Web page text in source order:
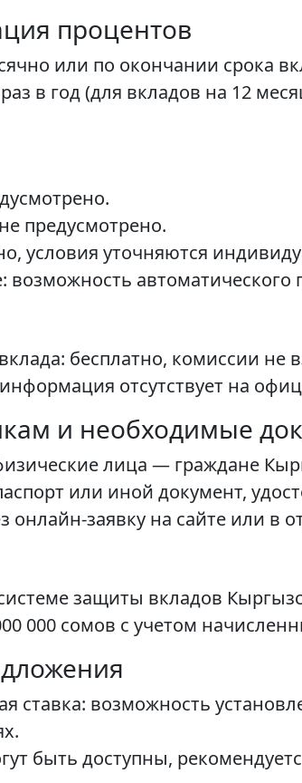
процентов
или по окончании срока
в год (для вкладов на 12
предусмотрено.
условия уточняются
возможность автоматического
бесплатно, комиссии не
отсутствует на
и необходимые
лица — граждане
или иной документ,
заявку на сайте или в
защиты вкладов
000 сомов с учетом
ставка: возможность
быть доступны,